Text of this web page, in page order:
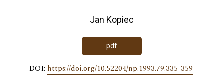
Jan Kopiec
pdf
DOI: https://doi.org/10.52204/np.1993.79.335-359